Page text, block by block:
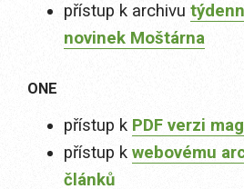
přístup k archivu
novinek Moštárna
ONE
přístup k PDF verzi
přístup k webovému
článků